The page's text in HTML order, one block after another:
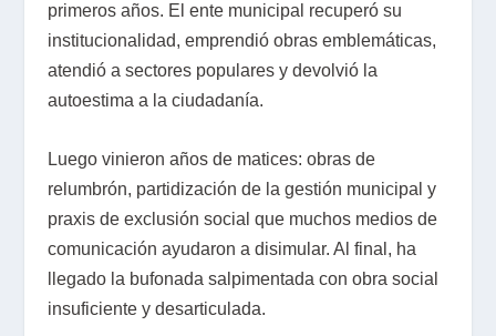
primeros años. El ente municipal recuperó su
institucionalidad, emprendió obras emblemáticas,
atendió a sectores populares y devolvió la
autoestima a la ciudadanía.
Luego vinieron años de matices: obras de
relumbrón, partidización de la gestión municipal y
praxis de exclusión social que muchos medios de
comunicación ayudaron a disimular. Al final, ha
llegado la bufonada salpimentada con obra social
insuficiente y desarticulada.